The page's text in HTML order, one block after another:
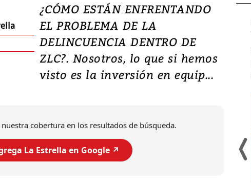
¿CÓMO ESTÁN ENFRENTANDO
EL PROBLEMA DE LA
DELINCUENCIA DENTRO DE
ZLC?. Nosotros, lo que si hemos
visto es la inversión en equip...
cobertura en los resultados de búsqueda.
La Estrella en Google ↗️
Video, Japón: Terremoto
deja heridos y graves
daños en Kumamoto